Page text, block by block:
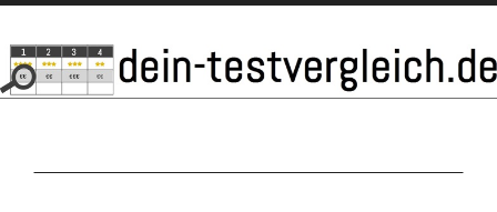
SKIP